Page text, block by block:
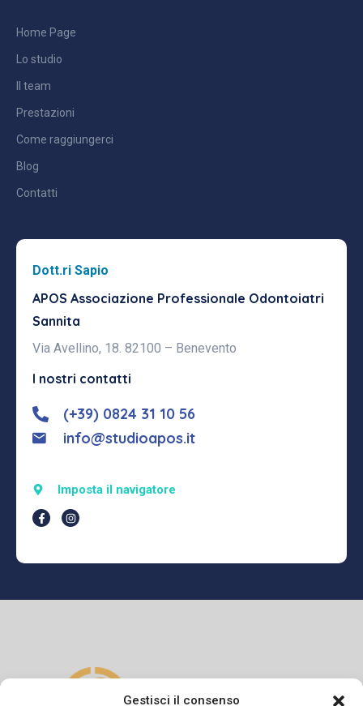
Gestisci il consenso
Home Page
Lo studio
Il team
Prestazioni
Come raggiungerci
Blog
Contatti
Dott.ri Sapio
APOS Associazione Professionale Odontoiatri
Sannita
Via Avellino, 18. 82100 – Benevento
I nostri contatti
(+39) 0824 31 10 56
info@studioapos.it
Imposta il navigatore